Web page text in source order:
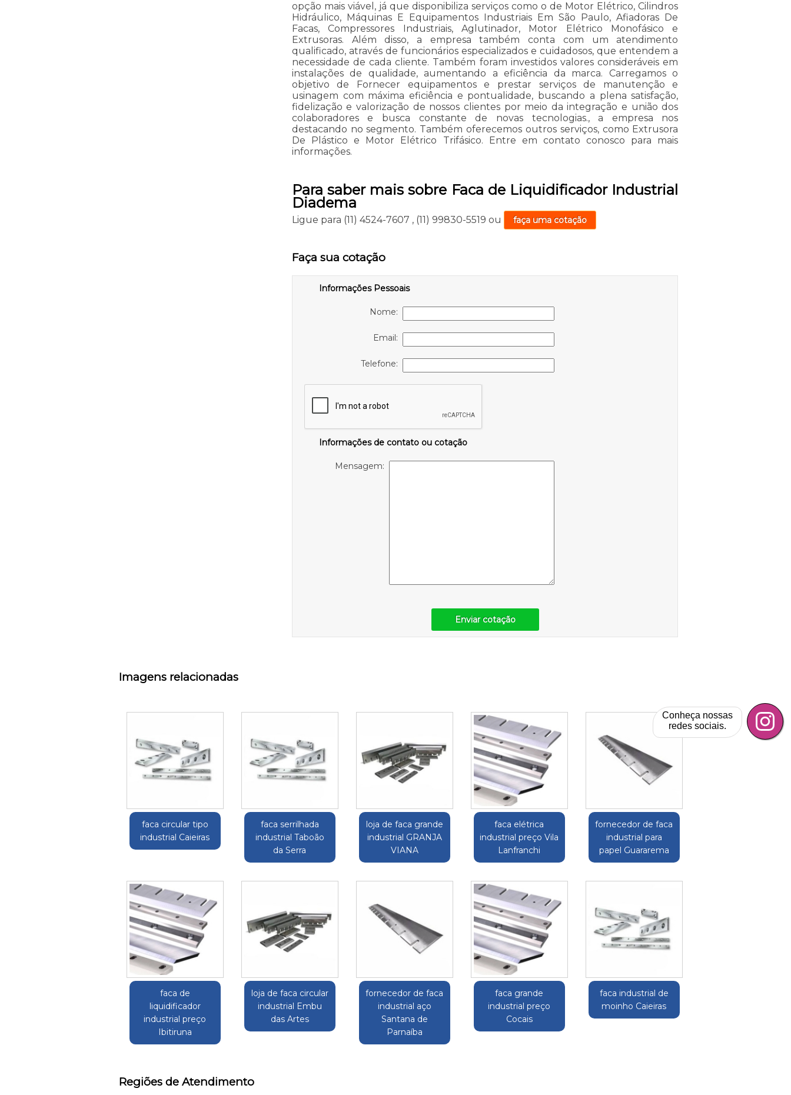
opção mais viável, já que disponibiliza serviços como o de Motor Elétrico, Cilindros
Hidráulico, Máquinas E Equipamentos Industriais Em São Paulo, Afiadoras De
Facas, Compressores Industriais, Aglutinador, Motor Elétrico Monofásico e
Extrusoras. Além disso, a empresa também conta com um atendimento
qualificado, através de funcionários especializados e cuidadosos, que entendem a
necessidade de cada cliente. Também foram investidos valores consideráveis em
instalações de qualidade, aumentando a eficiência da marca. Carregamos o
objetivo de Fornecer equipamentos e prestar serviços de manutenção e
usinagem com máxima eficiência e pontualidade, buscando a plena satisfação,
fidelização e valorização de nossos clientes por meio da integração e união dos
colaboradores e busca constante de novas tecnologias., a empresa nos
destacando no segmento. Também oferecemos outros serviços, como Extrusora
De Plástico e Motor Elétrico Trifásico. Entre em contato conosco para mais
informações.
Para saber mais sobre Faca de Liquidificador Industrial
Diadema
Ligue para (11) 4524-7607 , (11) 99830-5519 ou faça uma cotação
Faça sua cotação
Informações Pessoais
Nome:
Email:
Telefone:
Informações de contato ou cotação
Mensagem:
Enviar cotação
Imagens relacionadas
faca circular tipo
industrial Caieiras
faca serrilhada
industrial Taboão
da Serra
loja de faca grande
industrial GRANJA
VIANA
faca elétrica
industrial preço Vila
Lanfranchi
fornecedor de faca
industrial para
papel Guararema
faca de
liquidificador
industrial preço
Ibitiruna
loja de faca circular
industrial Embu
das Artes
fornecedor de faca
industrial aço
Santana de
Parnaíba
faca grande
industrial preço
Cocais
faca industrial de
moinho Caieiras
Regiões de Atendimento
Conheça nossas
redes sociais.